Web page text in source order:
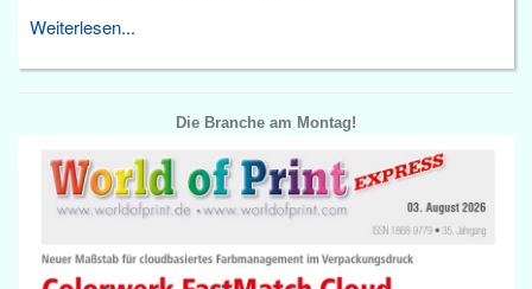
Weiterlesen...
Die Branche am Montag!